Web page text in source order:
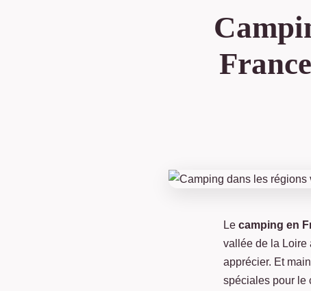
Le camping en
vallée de la Loire
apprécier. Et
spéciales pour le